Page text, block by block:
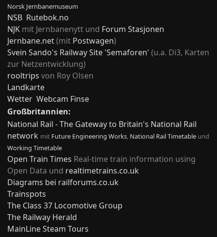
Norsk Jernbanemuseum
NSB Rutebok.no
NJK mit Jernbanenytt und Forum Stasjonen
Jernbane.net(mit Postwagen)
Svein Sando's Railway Site 'Semaforen' (u.a. Di3, Karten
zur Netzentwicklung)
rooltrips von Roy Olsen
Landkarte
Wetter Webcam Finse
Großbritannien:
National Rail - The Gateway to Britain's National Rail
network mit Future Engineering Works, National Rail Timetable und
Working Timetable
Open Train Times Real-time train information using
Open Data und realtimetrains.co.uk
Diagrams bei railforums.co.uk
Trainspots
The Class 37 Locomotive Group
The Railway Herald
MainLine Steam Tours